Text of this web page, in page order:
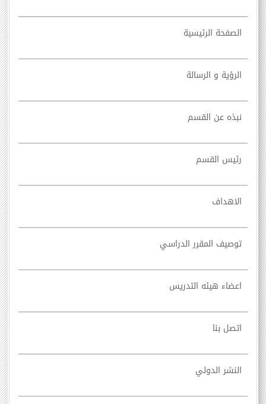
الصفحة الرئيسية
الرؤية و الرسالة
نبذه عن القسم
رئيس القسم
الاهداف
توصيف المقرر الدراسي
اعضاء هيئه التدريس
اتصل بنا
النشر الدولي